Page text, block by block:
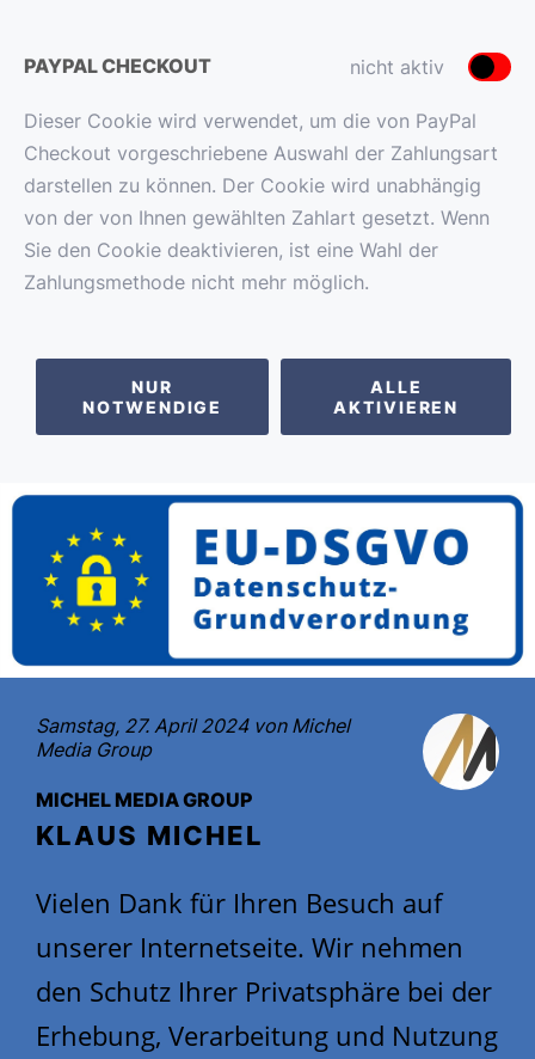
PAYPAL CHECKOUT nicht aktiv
Dieser Cookie wird verwendet, um die von PayPal
Checkout vorgeschriebene Auswahl der Zahlungsart
darstellen zu können. Der Cookie wird unabhängig
von der von Ihnen gewählten Zahlart gesetzt. Wenn
Sie den Cookie deaktivieren, ist eine Wahl der
Zahlungsmethode nicht mehr möglich.
NUR
NOTWENDIGE
ALLE
AKTIVIEREN
Samstag, 27. April 2024 von Michel
Media Group
MICHEL MEDIA GROUP
KLAUS MICHEL
Vielen Dank für Ihren Besuch auf
unserer Internetseite. Wir nehmen
den Schutz Ihrer Privatsphäre bei der
Erhebung, Verarbeitung und Nutzung